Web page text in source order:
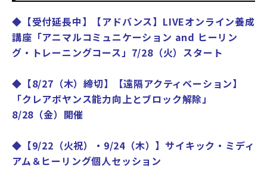
◆【受付延長中】【アドバンス】LIVEオンライン養成
講座「アニマルコミュニケーション and ヒーリン
グ・トレーニングコース」7/28（火）スタート
◆【8/27（木）締切】【遠隔アクティベーション】
「クレアボヤンス能力向上とブロック解除」
8/28（金）開催
◆【9/22（火祝）・9/24（木）】サイキック・ミディ
アム＆ヒーリング個人セッション